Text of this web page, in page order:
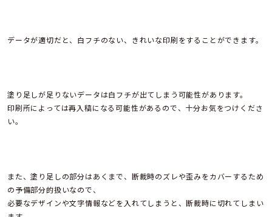
データが適切だと、白フチのない、きれいな印刷をすることができます。
塗り足しが足りないデータは白フチが出てしまう可能性があります。
印刷所によっては再入稿になる可能性があるので、十分お気をつけくださ
い。
また、塗り足しの部分はあくまで、断裁時のズレや歪みをカバーするため
の予備部分的扱いなので、
必要なデザインや文字情報などを入れてしまうと、断裁時に切れてしまい